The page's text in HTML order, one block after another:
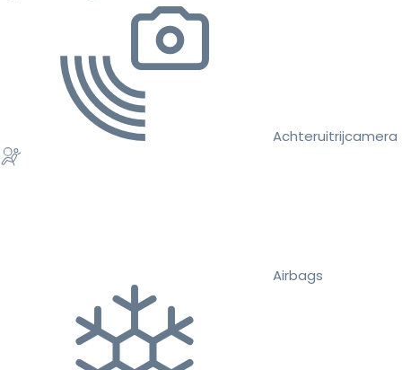
Achteruitrijcamera
Airbags